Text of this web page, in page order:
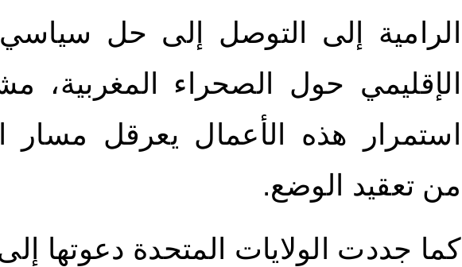
الرامية إلى التوصل إلى حل سياسي
الإقليمي حول الصحراء المغربية،
استمرار هذه الأعمال يعرقل مسار
من تعقيد الوضع.
كما جددت الولايات المتحدة دعوتها